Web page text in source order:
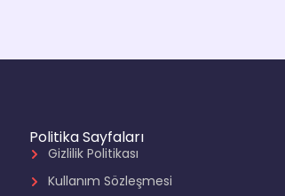
Politika Sayfaları
Gizlilik Politikası
Kullanım Sözleşmesi